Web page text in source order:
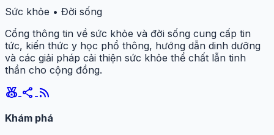
Sức khỏe • Đời sống
Cổng thông tin về sức khỏe và đời sống cung cấp tin
tức, kiến thức y học phổ thông, hướng dẫn dinh dưỡng
và các giải pháp cải thiện sức khỏe thể chất lẫn tinh
thần cho cộng đồng.
social_leaderboard share rss_feed
Khám phá